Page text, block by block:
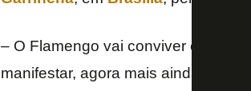
– O Flamengo vai conviver com a
manifestar, agora mais ainda.